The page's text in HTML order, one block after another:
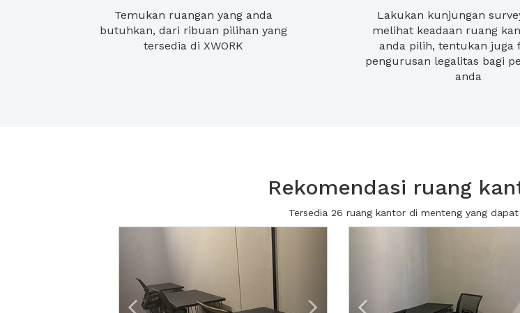
Temukan ruangan yang anda
butuhkan, dari ribuan pilihan yang
tersedia di XWORK
Lakukan kunjungan
melihat keadaan ruang
anda pilih, tentukan juga
pengurusan legalitas bagi
anda
Rekomendasi ruang
Tersedia 26 ruang kantor di menteng yang
Next2